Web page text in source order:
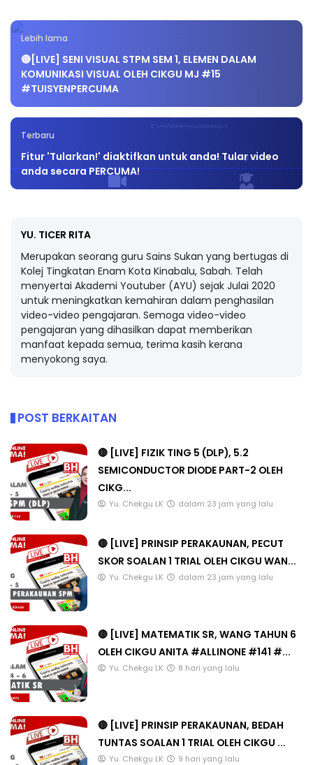
Lebih lama
🔴[LIVE] SENI VISUAL STPM SEM 1, ELEMEN DALAM
KOMUNIKASI VISUAL OLEH CIKGU MJ #15
#TUISYENPERCUMA
Terbaru
Fitur 'Tularkan!' diaktifkan untuk anda! Tular video
anda secara PERCUMA!
YU. TICER RITA
Merupakan seorang guru Sains Sukan yang bertugas di
Kolej Tingkatan Enam Kota Kinabalu, Sabah. Telah
menyertai Akademi Youtuber (AYU) sejak Julai 2020
untuk meningkatkan kemahiran dalam penghasilan
video-video pengajaran. Semoga video-video
pengajaran yang dihasilkan dapat memberikan
manfaat kepada semua, terima kasih kerana
menyokong saya.
POST BERKAITAN
🔴 [LIVE] FIZIK TING 5 (DLP), 5.2
SEMICONDUCTOR DIODE PART-2 OLEH
CIKG...
Yu. Chekgu LK dalam 23 jam yang lalu
🔴 [LIVE] PRINSIP PERAKAUNAN, PECUT
SKOR SOALAN 1 TRIAL OLEH CIKGU WAN...
Yu. Chekgu LK dalam 23 jam yang lalu
🔴 [LIVE] MATEMATIK SR, WANG TAHUN 6
OLEH CIKGU ANITA #ALLINONE #141 #...
Yu. Chekgu LK 8 hari yang lalu
🔴 [LIVE] PRINSIP PERAKAUNAN, BEDAH
TUNTAS SOALAN 1 TRIAL OLEH CIKGU ...
Yu. Chekgu LK 9 hari yang lalu